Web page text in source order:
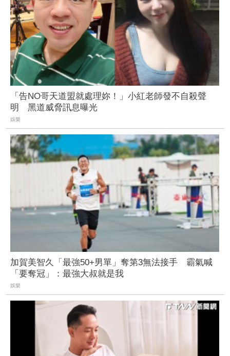
「告NO哥天道盟就處理妳！」小紅老師發不自殺聲
明 黑道威脅訊息曝光
娛樂
加賀美智久「最強50+男單」奪第3無法接手 霸氣喊
「要奪冠」：最強大叔就是我
娛樂